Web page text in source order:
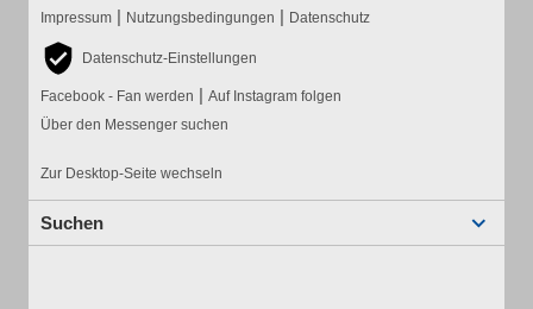
Impressum | Nutzungsbedingungen | Datenschutz
Datenschutz-Einstellungen
Facebook - Fan werden | Auf Instagram folgen
Über den Messenger suchen
Zur Desktop-Seite wechseln
Suchen